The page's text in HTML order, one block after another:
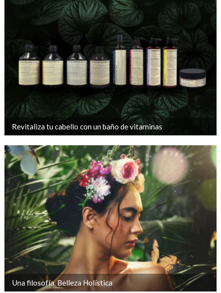
Revitaliza tu cabello con un baño de vitaminas
Una filosofía. Belleza Holística